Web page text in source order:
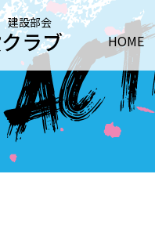
建設部会
ラブ HOME